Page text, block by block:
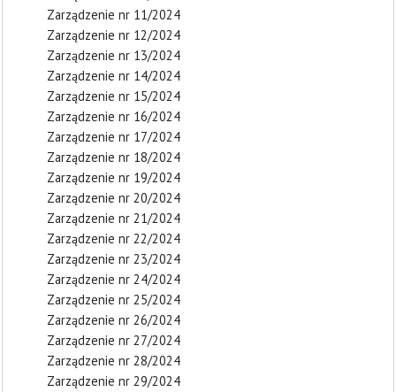
Zarządzenie nr 11/2024
Zarządzenie nr 12/2024
Zarządzenie nr 13/2024
Zarządzenie nr 14/2024
Zarządzenie nr 15/2024
Zarządzenie nr 16/2024
Zarządzenie nr 17/2024
Zarządzenie nr 18/2024
Zarządzenie nr 19/2024
Zarządzenie nr 20/2024
Zarządzenie nr 21/2024
Zarządzenie nr 22/2024
Zarządzenie nr 23/2024
Zarządzenie nr 24/2024
Zarządzenie nr 25/2024
Zarządzenie nr 26/2024
Zarządzenie nr 27/2024
Zarządzenie nr 28/2024
Zarządzenie nr 29/2024